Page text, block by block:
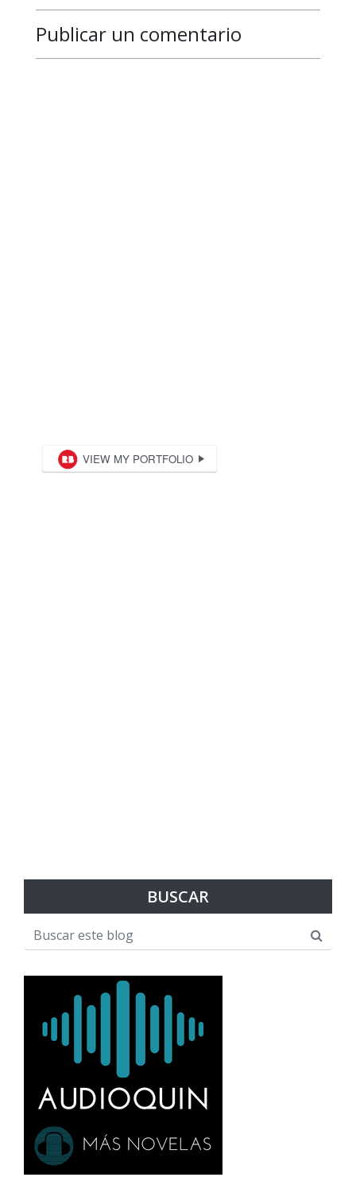
Publicar un comentario
BUSCAR